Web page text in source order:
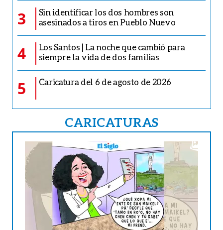
3
Sin identificar los dos hombres son
asesinados a tiros en Pueblo Nuevo
4
Los Santos | La noche que cambió para
siempre la vida de dos familias
5 Caricatura del 6 de agosto de 2026
CARICATURAS